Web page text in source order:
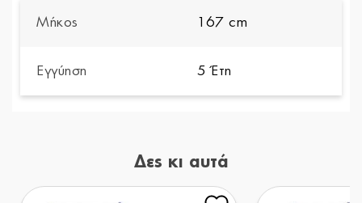
Μήκος 167 cm
Εγγύηση 5 Έτη
Δες κι αυτά